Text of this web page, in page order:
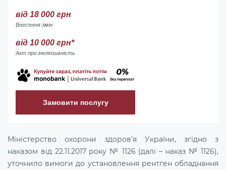
від 18 000 грн
Внесення змін
від 10 000 грн*
Акт про інклюзивність
Замовити послугу
Міністерство охорони здоров’я України, згідно з
наказом від 22.11.2017 року № 1126 (далі – наказ № 1126),
уточнило вимоги до установлення рентген обладнання